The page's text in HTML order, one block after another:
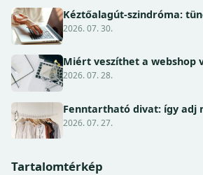
Kéztőalagút-szindróma:
2026. 07. 30.
Miért veszíthet a webshop
2026. 07. 28.
Fenntartható divat: így adj
2026. 07. 27.
Tartalomtérkép